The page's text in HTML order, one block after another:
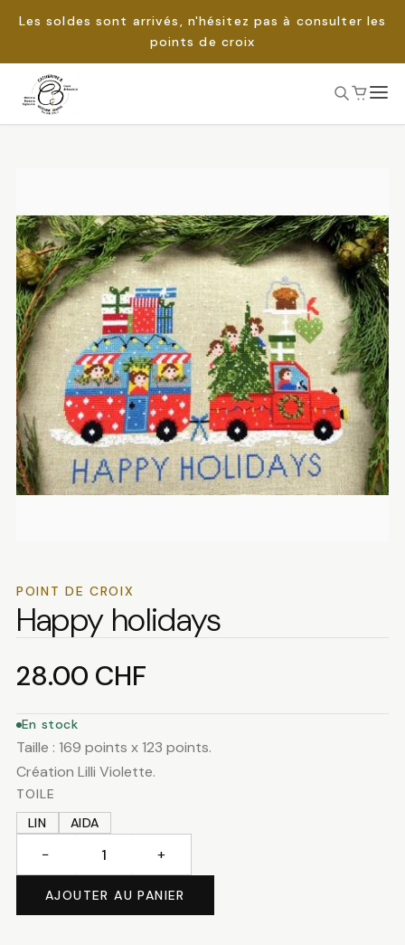
Les soldes sont arrivés, n'hésitez pas à consulter les
points de croix
Passer
POINT DE CROIX
Happy holidays
28.00 CHF
En stock
Taille : 169 points x 123 points.
Création Lilli Violette.
TOILE
LIN
AIDA
Happy
− +
AJOUTER AU PANIER